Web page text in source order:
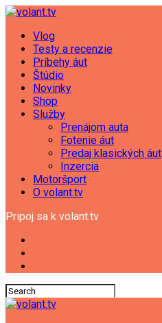
Vlog
Testy a recenzie
Príbehy áut
Štúdio
Novinky
Shop
Služby
Prenájom auta
Fotenie áut
Predaj klasických áut
Inzercia
Motoršport
O volant.tv
Pripoj sa k volant.tv